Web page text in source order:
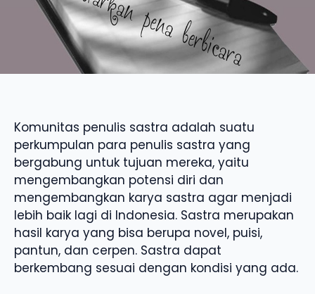
Komunitas penulis sastra adalah suatu
perkumpulan para penulis sastra yang
bergabung untuk tujuan mereka, yaitu
mengembangkan potensi diri dan
mengembangkan karya sastra agar menjadi
lebih baik lagi di Indonesia. Sastra merupakan
hasil karya yang bisa berupa novel, puisi,
pantun, dan cerpen. Sastra dapat
berkembang sesuai dengan kondisi yang ada.